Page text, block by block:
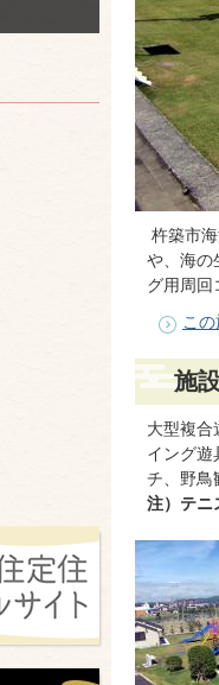
杵築市
や、海の
グ用周回
こ
施
大型複合
イング遊
チ、野鳥
注）テニ